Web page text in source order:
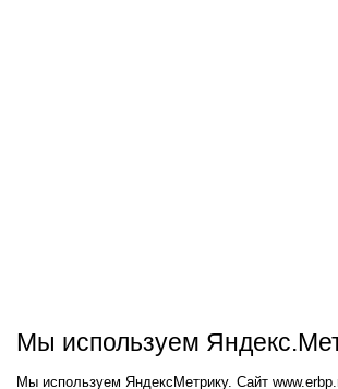
Мы используем
Мы используем ЯндексМетрику. Сайт